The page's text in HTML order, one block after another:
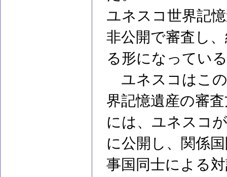
ユネスコ世界記
非公開で審査し
る形になってい
ユネスコはこ
界記憶遺産の審
には、ユネスコ
に公開し、関係
事国同士による